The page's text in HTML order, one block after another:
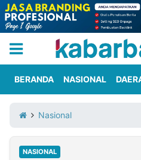
Iklan
Berita
Kami
BERANDA NASIONAL
Nasional
NASIONAL